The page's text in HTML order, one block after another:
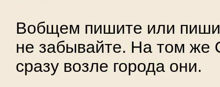
Вобщем пишите или
не забывайте. На том же
сразу возле города они.